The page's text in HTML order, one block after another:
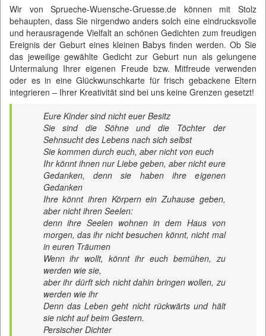
Wir vonSprueche-Wuensche-Gruesse.de können mit Stolz
behaupten, dass Sie nirgendwo anders solch eine eindrucksvolle
und herausragende Vielfalt an schönen Gedichten zum freudigen
Ereignis der Geburt eines kleinen Babys finden werden. Ob Sie
das jeweilige gewählte Gedicht zur Geburt nun als gelungene
Untermalung Ihrer eigenen Freude bzw. Mitfreude verwenden
oder es in eine Glückwunschkarte für frisch gebackene Eltern
integrieren – Ihrer Kreativität sind bei uns keine Grenzen gesetzt!
Eure Kinder sind nicht euer Besitz
Sie sind die Söhne und die Töchter der
Sehnsucht des Lebens nach sich selbst
Sie kommen durch euch, aber nicht von euch
Ihr könnt ihnen nur Liebe geben, aber nicht eure
Gedanken, denn sie haben ihre eigenen
Gedanken
Ihre könnt ihren Körpern ein Zuhause geben,
aber nicht ihren Seelen:
denn ihre Seelen wohnen in dem Haus von
morgen, das ihr nicht besuchen könnt, nicht mal
in euren Träumen
Wenn ihr wollt, könnt ihr euch bemühen, zu
werden wie sie,
aber ihr dürft sich nicht dahin bringen wollen, zu
werden wie ihr
Denn das Leben geht nicht rückwärts und hält
sie nicht auf beim Gestern.
Persischer Dichter